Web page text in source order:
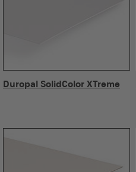
Duropal SolidColor XTreme